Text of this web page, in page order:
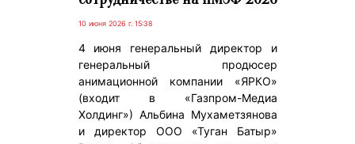
10 июня 2026 г. 15:38
4 июня генеральный директор и
генеральный продюсер
анимационной компании «ЯРКО»
(входит в «Газпром-Медиа
Холдинг») Альбина Мухаметзянова
и директор ООО «Туган Батыр»